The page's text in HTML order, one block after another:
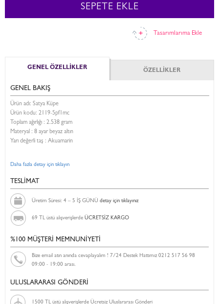
Tasarımlarıma Ekle
SEPETE EKLE
GENEL ÖZELLİKLER ÖZELLİKLER
GENEL BAKIŞ
Ürün adı: Satya Küpe
Ürün kodu: 2119-5pf1mc
Toplam ağırlığı : 2.538 gram
Materyal : 8 ayar beyaz altın
Yarı değerli taş : Akuamarin
Daha fazla detay için tıklayın
TESLİMAT
Üretim Süresi: 4 – 5 İŞ GÜNÜ detay için tıklayınız
69 TL üstü alışverişlerde ÜCRETSİZ KARGO
%100 MÜŞTERİ MEMNUNİYETİ
Bize email atın anında cevaplayalım ! 7/24 Destek Hattımız 0212 517 56 98
09:00 - 19:00 arası.
ULUSLARARASI GÖNDERİ
1500 TL üstü alışverişlerde Ücretsiz Uluslararası Gönderi